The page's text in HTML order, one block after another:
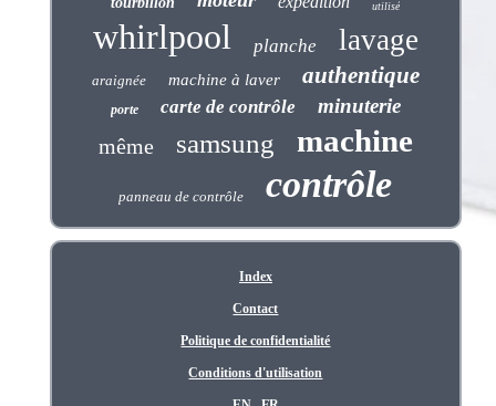
utilisé
whirlpool planche lavage
araignée machine à laver authentique
porte carte de contrôle minuterie
même samsung machine
panneau de contrôle contrôle
Index
Contact
Politique de confidentialité
Conditions d'utilisation